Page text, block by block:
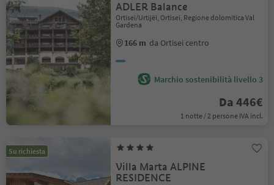
ADLER Balance
Ortisei/Urtijëi, Ortisei, Regione dolomitica Val
Gardena
166 m da Ortisei centro
Marchio sostenibilità livello 3
Da 446€
1 notte / 2 persone IVA incl.
Su richiesta
Villa Marta ALPINE
RESIDENCE